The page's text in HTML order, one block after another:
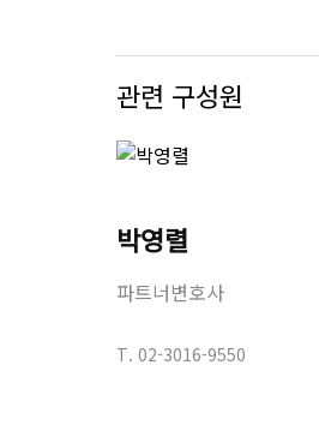
관련 구성원
박영렬
파트너변호사
T. 02-3016-9550